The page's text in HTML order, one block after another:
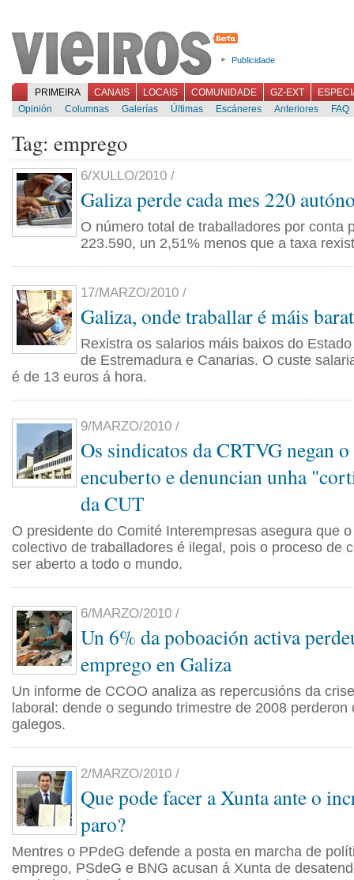
Publicidade
PRIMEIRA CANAIS LOCAIS COMUNIDADE GZ-EXT
Opinión
Columnas Galerías Últimas Escáneres Anteriores FAQ
Tag: emprego
6/XULLO/2010 /
Galiza perde cada mes 220
O número total de traballadores por conta
223.590, un 2,51% menos que a taxa
17/MARZO/2010 /
Galiza, onde traballar é máis
Rexistra os salarios máis baixos do
de Estremadura e Canarias. O custe
é de 13 euros á hora.
9/MARZO/2010 /
Os sindicatos da CRTVG negan
encuberto e denuncian unha
da CUT
O presidente do Comité Interempresas asegura que
colectivo de traballadores é ilegal, pois o proceso de
ser aberto a todo o mundo.
6/MARZO/2010 /
Un 6% da poboación activa
emprego en Galiza
Un informe de CCOO analiza as repercusións da
laboral: dende o segundo trimestre de 2008 perderon
galegos.
2/MARZO/2010 /
Que pode facer a Xunta ante o
paro?
Mentres o PPdeG defende a posta en marcha de
emprego, PSdeG e BNG acusan á Xunta de